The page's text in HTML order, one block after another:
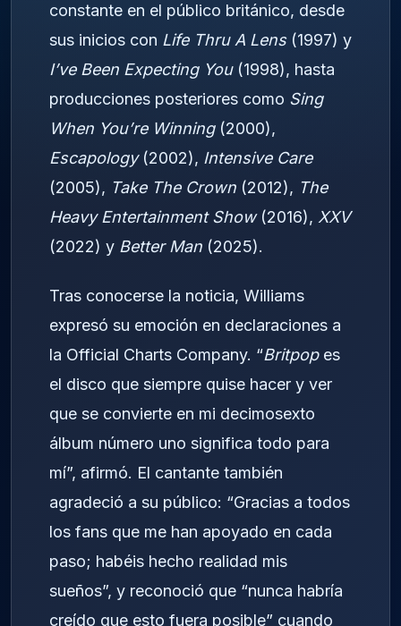
constante en el público británico, desde
sus inicios con Life Thru A Lens(1997) y
I’ve Been Expecting You(1998), hasta
producciones posteriores como Sing
When You’re Winning(2000),
Escapology(2002), Intensive Care
(2005), Take The Crown (2012), The
Heavy Entertainment Show(2016), XXV
(2022) y Better Man (2025).
Tras conocerse la noticia, Williams
expresó su emoción en declaraciones a
la Official Charts Company. “Britpopes
el disco que siempre quise hacer y ver
que se convierte en mi decimosexto
álbum número uno significa todo para
mí”, afirmó. El cantante también
agradeció a su público: “Gracias a todos
los fans que me han apoyado en cada
paso; habéis hecho realidad mis
sueños”, y reconoció que “nunca habría
creído que esto fuera posible” cuando